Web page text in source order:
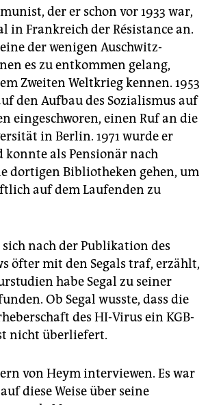
der er schon vor 1933 war,
in Frankreich der Résistance an.
der wenigen Auschwitz-
es zu entkommen gelang,
Zweiten Weltkrieg kennen. 1953
den Aufbau des Sozialismus auf
eingeschworen, einen Ruf an die
in Berlin. 1971 wurde er
als Pensionär nach
dortigen Bibliotheken gehen, um
auf dem Laufenden zu
sich nach der Publikation des
öfter mit den Segals traf, erzählt,
habe Segal zu seiner
Ob Segal wusste, dass die
des HI-Virus ein KGB-
nicht überliefert.
von Heym interviewen. Es war
diese Weise über seine